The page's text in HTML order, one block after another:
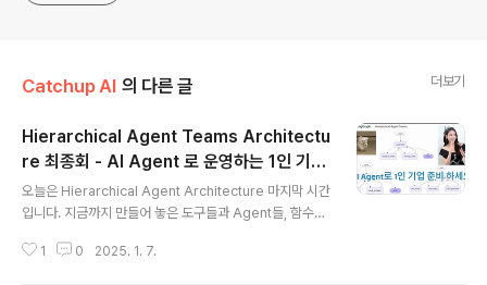
Catchup AI 의 다른 글 더보기
Hierarchical Agent Teams Architectu
re 최종회 - AI Agent 로 운영하는 1인 기업
의 가능성을 확인하세요.
오늘은 Hierarchical Agent Architecture 마지막 시간
입니다. 지금까지 만들어 놓은 도구들과 Agent들, 함수들
처럼 조립해서 만듭니다. 먼저 Document Team 을 만들
1 0 2025. 1. 7.